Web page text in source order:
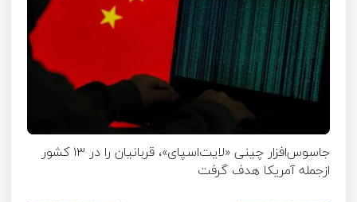
جاسوس‌افزار چینی «لایت‌اسپای»، قربانیان را در ۱۳ کشور
ازجمله آمریکا هدف گرفت